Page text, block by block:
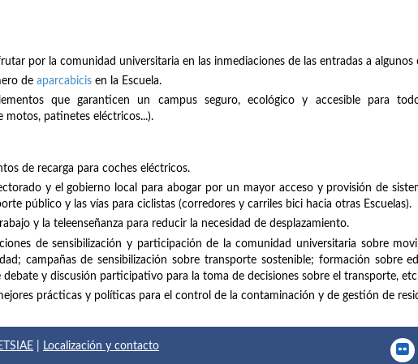
por la comunidad universitaria en las inmediaciones de las entradas a
de aparcabicis en la Escuela.
que garanticen un campus seguro, ecológico y accesible para
motos, patinetes eléctricos...).
de recarga para coches eléctricos.
y el gobierno local para abogar por un mayor acceso y provisión de
público y las vías para ciclistas (corredores y carriles bici hacia otras Escuelas).
y la teleenseñanza para reducir la necesidad de desplazamiento.
de sensibilización y participación de la comunidad universitaria sobre
campañas de sensibilización sobre transporte sostenible; formación sobre
y discusión participativo para la toma de decisiones sobre el transporte,
prácticas y políticas para el control de la contaminación y de gestión de
Localización y contacto